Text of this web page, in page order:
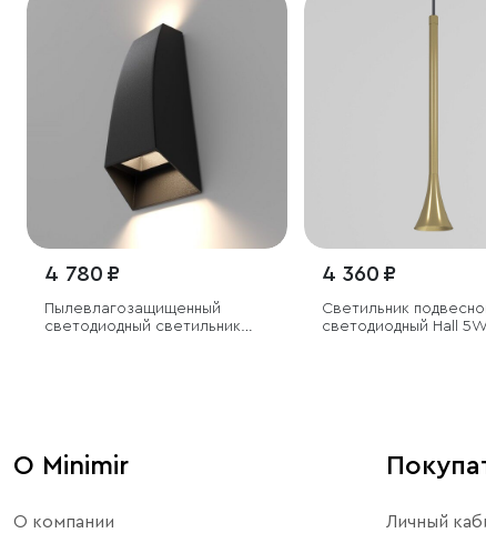
4 780 ₽
Пылевлагозащищенный
светодиодный светильник
4 360 ₽
Светильник
светодиодный Hall
О Minimir
О компании Личный